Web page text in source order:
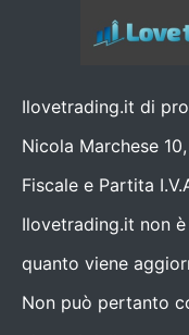
Ilovetrading.it di
Nicola Marchese
Fiscale e Partita
Ilovetrading.it non
quanto viene
Non può pertanto